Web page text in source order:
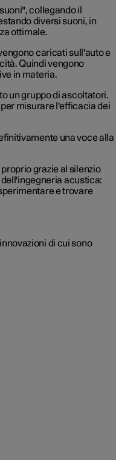
collegando il
diversi suoni, in
ottimale.
caricati sull'auto e
Quindi vengono
in materia.
un gruppo di ascoltatori.
per misurare l'efficacia dei
una voce alla
grazie al silenzio
acustica:
e trovare
di cui sono